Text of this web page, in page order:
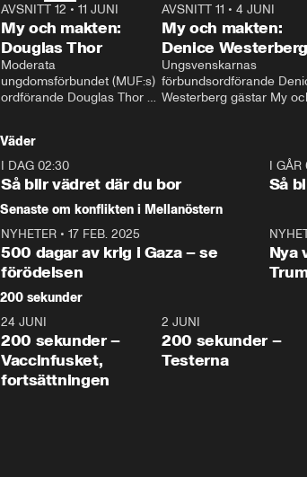
26:27
AVSNITT 12 • 11 JUNI
My och makten:
Douglas Thor
Moderata
ungdomsförbundet (MUF:s)
ordförande Douglas Thor
tonårsutvisningarna och hur
Moderaterna ska locka
väljare till valet i höst.
AVSNITT 11 •4 JUNI
My och makten:
Denice Westerberg
Ungsvenskarnas
förbundsordförande
Westerberg gästar My
Väder
I DAG 02:30
Så blir vädret där du bor
I GÅR
Så
Senaste om konflikten i Mellanöstern
NYHETER • 17 FEB. 2025
500 dagar av krig i Gaza – se
förödelsen
Nya
200 sekunder
5:00
24 JUNI
200 sekunder –
Vaccinfusket,
fortsättningen
2 JUNI
200 sekunder –
Testerna